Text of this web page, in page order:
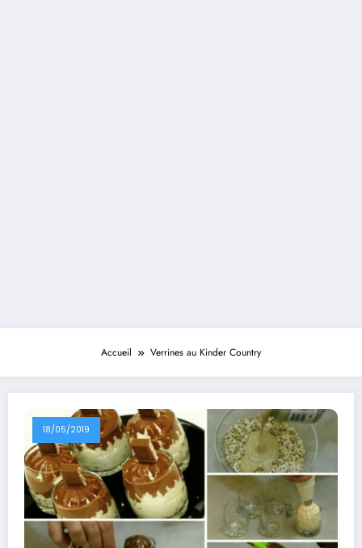
Accueil Verrines au Kinder Country
18/05/2019